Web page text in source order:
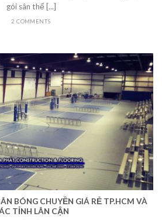
gói sân thể [...]
2 COMMENTS
BÓNG CHUYỀN GIÁ RẺ TP.HCM VÀ
TỈNH LÂN CẬN